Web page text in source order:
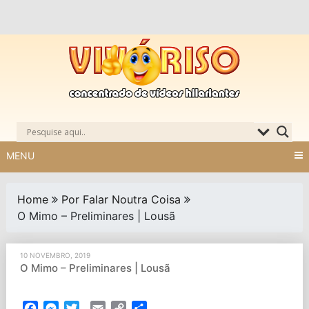
MENU
Home
Por Falar Noutra Coisa
O Mimo – Preliminares | Lousã
10 NOVEMBRO, 2019
O Mimo – Preliminares | Lousã